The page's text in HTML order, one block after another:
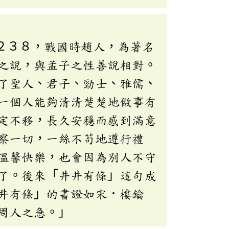
３８，戰國時趙人，為著名
說，與孟子之性善說相對。
聖人、君子、勁士、雅儒、
個人能夠清清楚楚地做事有
不移，長久安穩而感到滿意
一切，一絲不苟地遵行禮
馨快樂，也會因為別人不守
。後來「井井有條」這句成
有條」的書證如宋．樓鑰
人之急。」